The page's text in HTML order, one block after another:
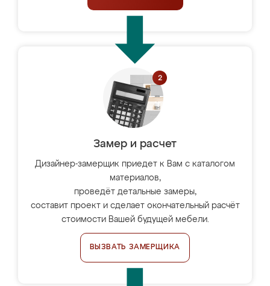
Замер и расчет
Дизайнер-замерщик приедет к Вам с каталогом
материалов,
проведёт детальные замеры,
составит проект и сделает окончательный расчёт
стоимости Вашей будущей мебели.
ВЫЗВАТЬ ЗАМЕРЩИКА